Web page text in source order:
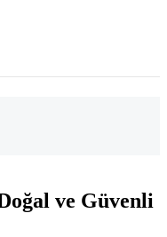
ve Güvenli